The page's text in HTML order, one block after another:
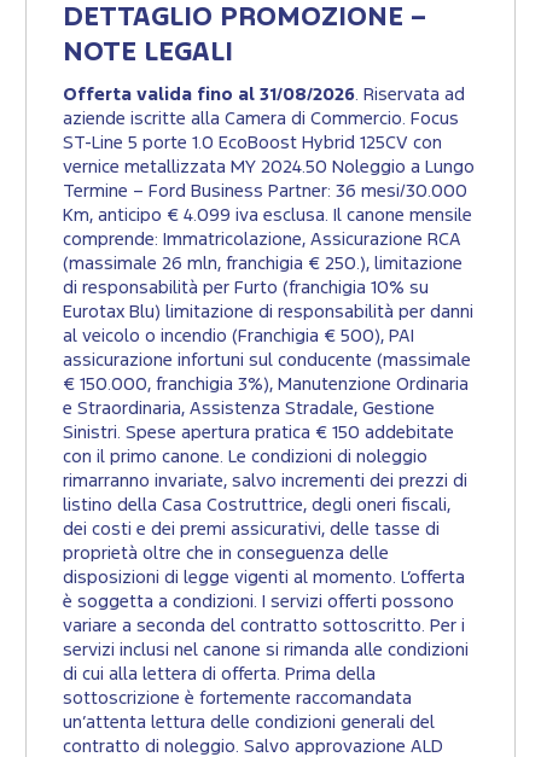
DETTAGLIO PROMOZIONE –
NOTE LEGALI
Offerta valida fino al 31/08/2026 . Riservata ad
aziende iscritte alla Camera di Commercio. Focus
ST-Line 5 porte 1.0 EcoBoost Hybrid 125CV con
vernice metallizzata MY 2024.50 Noleggio a Lungo
Termine – Ford Business Partner: 36 mesi/30.000
Km, anticipo € 4.099 iva esclusa. Il canone mensile
comprende: Immatricolazione, Assicurazione RCA
(massimale 26 mln, franchigia € 250.), limitazione
di responsabilità per Furto (franchigia 10% su
Eurotax Blu) limitazione di responsabilità per danni
al veicolo o incendio (Franchigia € 500), PAI
assicurazione infortuni sul conducente (massimale
€ 150.000, franchigia 3%), Manutenzione Ordinaria
e Straordinaria, Assistenza Stradale, Gestione
Sinistri. Spese apertura pratica € 150 addebitate
con il primo canone. Le condizioni di noleggio
rimarranno invariate, salvo incrementi dei prezzi di
listino della Casa Costruttrice, degli oneri fiscali,
dei costi e dei premi assicurativi, delle tasse di
proprietà oltre che in conseguenza delle
disposizioni di legge vigenti al momento. L’offerta
è soggetta a condizioni. I servizi offerti possono
variare a seconda del contratto sottoscritto. Per i
servizi inclusi nel canone si rimanda alle condizioni
di cui alla lettera di offerta. Prima della
sottoscrizione è fortemente raccomandata
un’attenta lettura delle condizioni generali del
contratto di noleggio. Salvo approvazione ALD